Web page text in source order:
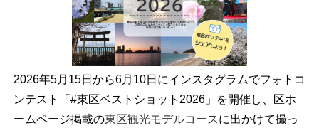
2026年5月15日から6月10日にインスタグラムでフォトコ
ンテスト「#東区ベストショット2026」を開催し、区ホ
ームページ掲載の東区観光モデルコースに出かけて撮っ